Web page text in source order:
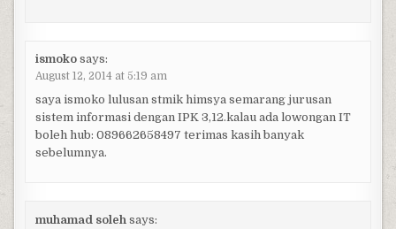
ismoko says:
August 12, 2014 at 5:19 am
saya ismoko lulusan stmik himsya semarang jurusan
sistem informasi dengan IPK 3,12.kalau ada lowongan IT
boleh hub: 089662658497 terimas kasih banyak
sebelumnya.
muhamad soleh says: